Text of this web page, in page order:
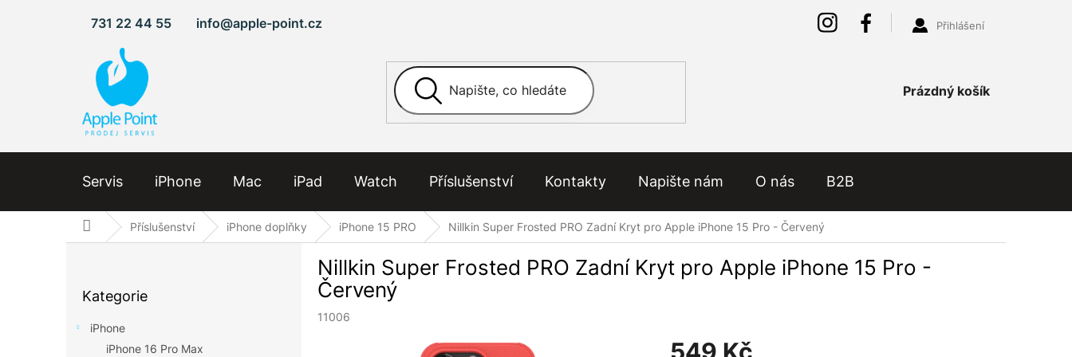
731 22 44 55 info@apple-point.cz Přihlášení
Nákupní
košík
Prázdný košík
Servis iPhone Mac iPad Watch Příslušenství Kontakty Napište nám O nás B2B
Domů Příslušenství iPhone doplňky iPhone 15 PRO Nillkin Super Frosted PRO Zadní Kryt pro Apple iPhone 15 Pro - Červený
kategorie
Kategorie
iPhone
iPhone 16 Pro Max
Nillkin Super Frosted PRO Zadní Kryt pro Apple iPhone 15 Pro -
Červený
11006